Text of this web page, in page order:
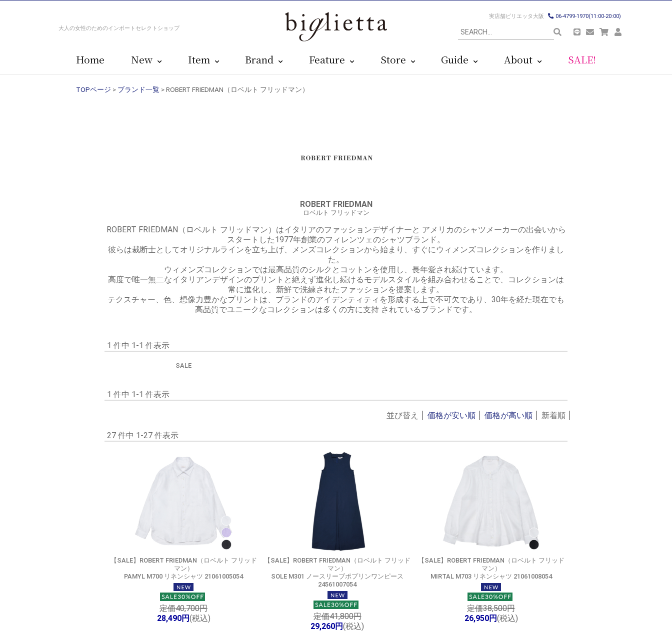
大人の女性のためのインポートセレクトショップ
実店舗ビリエッタ大阪 06-4799-1970(11:00-20:00)
Home New Item Brand Feature Store Guide About SALE!
TOPページ > ブランド一覧 > ROBERT FRIEDMAN（ロベルト フリッドマン）
ROBERT FRIEDMAN
ロベルト フリッドマン
ROBERT FRIEDMAN（ロベルト フリッドマン）はイタリアのファッションデザイナーと アメリカのシャツメーカーの出会いから
スタートした1977年創業のフィレンツェのシャツブランド。
彼らは裁断士としてオリジナルラインを立ち上げ、メンズコレクションから始まり、すぐにウィメンズコレクションを作りまし
た。
ウィメンズコレクションでは最高品質のシルクとコットンを使用し、長年愛され続けています。
高度で唯一無二なイタリアンデザインのプリントと絶えず進化し続けるモデルスタイルを組み合わせることで、コレクションは
常に進化し、新鮮で洗練されたファッションを提案します。
テクスチャー、色、想像力豊かなプリントは、ブランドのアイデンティティを形成する上で不可欠であり、30年を経た現在でも
高品質でユニークなコレクションは多くの方に支持 されているブランドです。
1 件中 1-1 件表示
SALE
1 件中 1-1 件表示
並び替え 価格が安い順 価格が高い順 新着順
27 件中 1-27 件表示
【SALE】 ROBERT FRIEDMAN（ロベルト フリッド
マン）
PAMYL M700 リネンシャツ 21061005054
定価40,700円
28,490円(税込)
【SALE】 ROBERT FRIEDMAN（ロベルト フリッド
マン）
SOLE M301 ノースリーブポプリンワンピース
24561007054
定価41,800円
29,260円(税込)
【SALE】 ROBERT FRIEDMAN（ロベルト フリッド
マン）
MIRTAL M703 リネンシャツ 21061008054
定価38,500円
26,950円(税込)